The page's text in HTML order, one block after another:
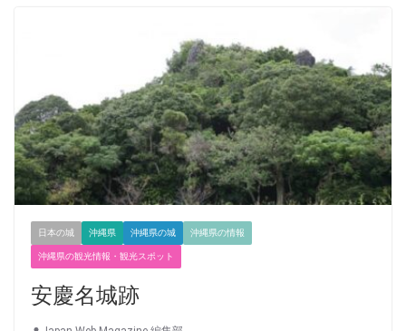
日本の城 沖縄県 沖縄県の城 沖縄県の情報
沖縄県の観光情報・観光スポット
安慶名城跡